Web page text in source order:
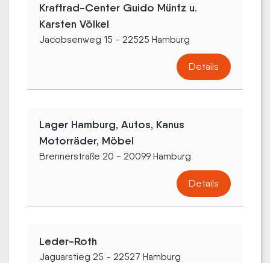
Kraftrad-Center Guido Müntz u.
Karsten Völkel
Jacobsenweg 15 - 22525 Hamburg
Details
Lager Hamburg, Autos, Kanus
Motorräder, Möbel
Brennerstraße 20 - 20099 Hamburg
Details
Leder-Roth
Jaguarstieg 25 - 22527 Hamburg